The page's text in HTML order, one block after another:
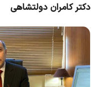
دکتر کامران دولتشاهی